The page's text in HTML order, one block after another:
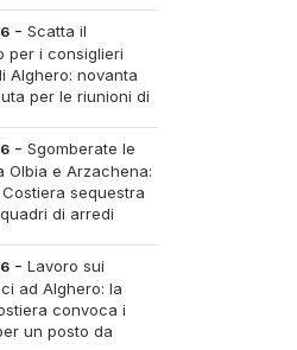
case di riposo.
- Scatta il
per i consiglieri
Alghero: novanta
per le riunioni di
- Sgomberate le
Olbia e Arzachena:
sequestra
di arredi
- Lavoro sui
ad Alghero: la
convoca i
un posto da